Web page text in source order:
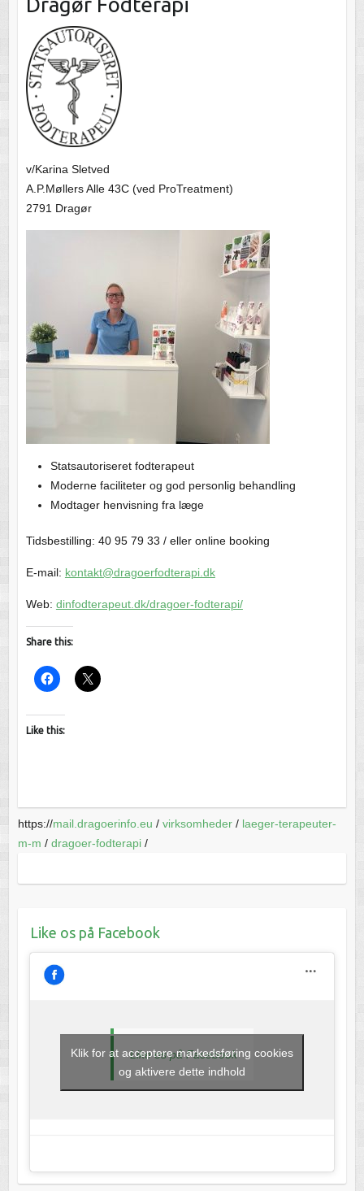
v/Karina Sletved
A.P.Møllers Alle 43C (ved ProTreatment)
2791 Dragør
Statsautoriseret fodterapeut
Moderne faciliteter og god personlig behandling
Modtager henvisning fra læge
Tidsbestilling: 40 95 79 33 / eller online booking
E-mail: kontakt@dragoerfodterapi.dk
Web: dinfodterapeut.dk/dragoer-fodterapi/
Share this:
Like this:
https://mail.dragoerinfo.eu / virksomheder/ laeger-terapeuter-
m-m / dragoer-fodterapi/
Like os på Facebook
Like os på Facebook
Klik for at acceptere markedsføring cookies
og aktivere dette indhold